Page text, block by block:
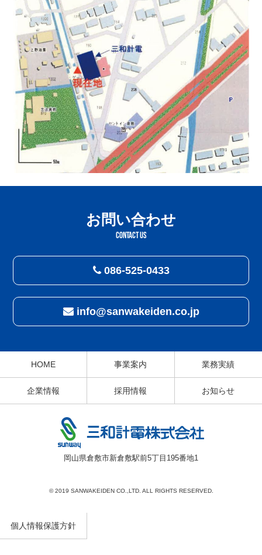
お問い合わせ
CONTACT US
086-525-0433
info@sanwakeiden.co.jp
HOME 事業案内 業務実績
企業情報 採用情報 お知らせ
岡山県倉敷市新倉敷駅前5丁目195番地1
© 2019 SANWAKEIDEN CO.,LTD. ALL RIGHTS RESERVED.
個人情報保護方針